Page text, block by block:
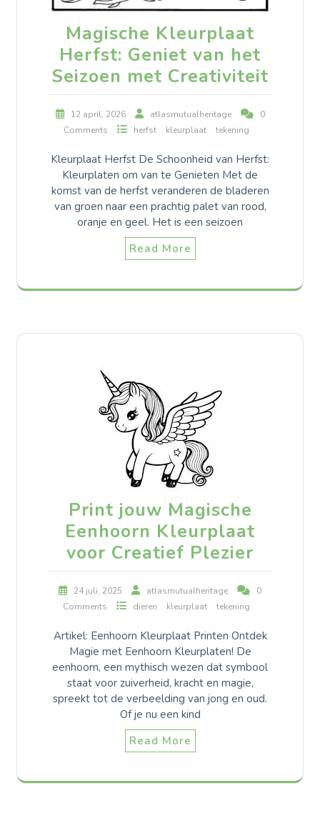
Magische Kleurplaat
Herfst: Geniet van het
Seizoen met Creativiteit
12 april, 2026 atlasmutualheritage
0
Comments
herfst kleurplaat tekening
Kleurplaat Herfst De Schoonheid van Herfst:
Kleurplaten om van te Genieten Met de
komst van de herfst veranderen de bladeren
van groen naar een prachtig palet van rood,
oranje en geel. Het is een seizoen
Read More
Print jouw Magische
Eenhoorn Kleurplaat
voor Creatief Plezier
24 juli, 2025 atlasmutualheritage
0
Comments
dieren kleurplaat tekening
Artikel: Eenhoorn Kleurplaat Printen Ontdek
Magie met Eenhoorn Kleurplaten! De
eenhoorn, een mythisch wezen dat symbool
staat voor zuiverheid, kracht en magie,
spreekt tot de verbeelding van jong en oud.
Of je nu een kind
Read More